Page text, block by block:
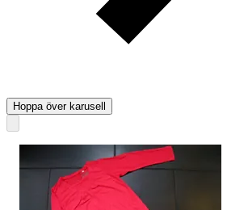
Hoppa över karusell